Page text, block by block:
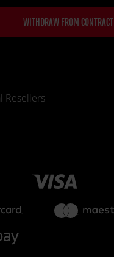
WITHDRAW FROM CONTRACT
Resellers